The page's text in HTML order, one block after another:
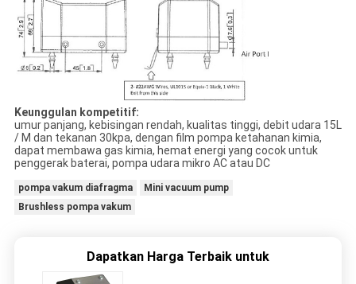
Keunggulan kompetitif:
umur panjang, kebisingan rendah, kualitas tinggi, debit udara 15L
/ M dan tekanan 30kpa, dengan film pompa ketahanan kimia,
dapat membawa gas kimia, hemat energi yang cocok untuk
penggerak baterai, pompa udara mikro AC atau DC
pompa vakum diafragma
Mini vacuum pump
Brushless pompa vakum
Dapatkan Harga Terbaik untuk